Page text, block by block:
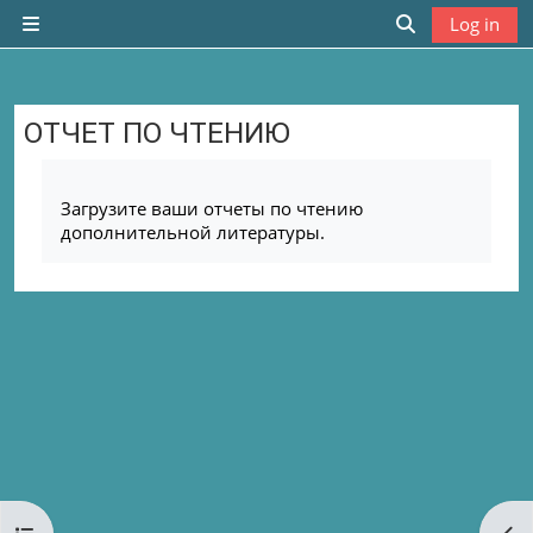
Skip to main content
Side panel
Toggle
Log in
ОТЧЕТ ПО ЧТЕНИЮ
Загрузите ваши отчеты по чтению
дополнительной литературы.